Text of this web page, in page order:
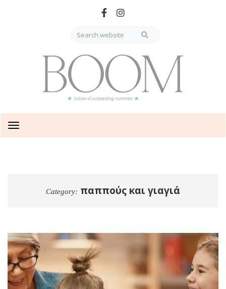
Toggle
navigation
Category: παππούς και γιαγιά